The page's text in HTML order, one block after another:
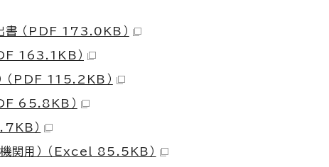
書 （PDF 173.0KB）
163.1KB）
（PDF 115.2KB）
65.8KB）
）
機関用） （Excel 85.5KB）